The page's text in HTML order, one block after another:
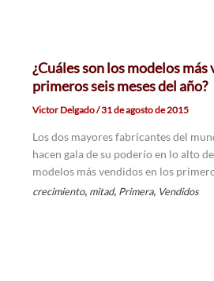
¿Cuáles son los modelos más
primeros seis meses del año?
Victor Delgado/31 de agosto de 2015
Los dos mayores fabricantes del
hacen gala de su poderío en lo alto
modelos más vendidos en los
crecimiento, mitad, Primera, Vendidos